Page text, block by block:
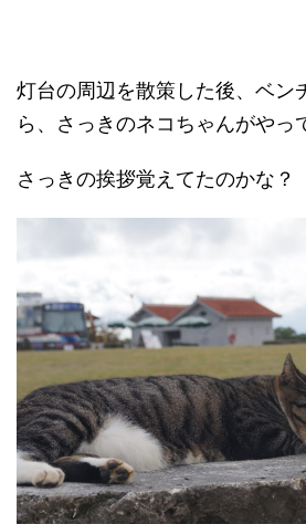
灯台の周辺を散策した後、ベン
ら、さっきのネコちゃんがやっ
さっきの挨拶覚えてたのかな？